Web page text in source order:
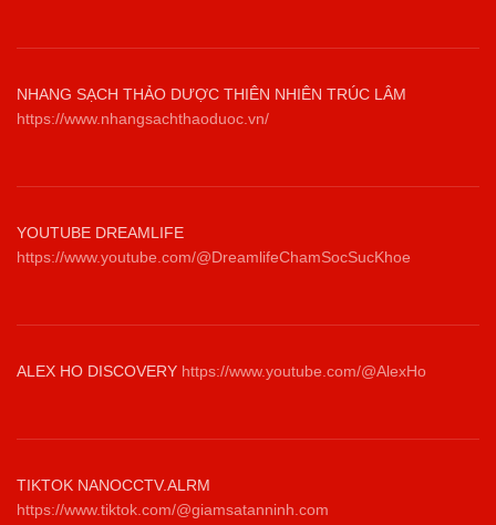
NHANG SẠCH THẢO DƯỢC THIÊN NHIÊN TRÚC LÂM
https://www.nhangsachthaoduoc.vn/
YOUTUBE DREAMLIFE
https://www.youtube.com/@DreamlifeChamSocSucKhoe
ALEX HO DISCOVERY https://www.youtube.com/@AlexHo
TIKTOK NANOCCTV.ALRM
https://www.tiktok.com/@giamsatanninh.com